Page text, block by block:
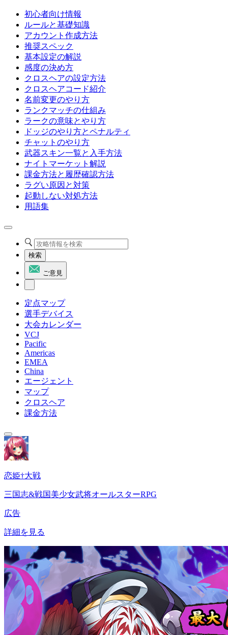
初心者向け情報
ルールと基礎知識
アカウント作成方法
推奨スペック
基本設定の解説
感度の決め方
クロスヘアの設定方法
クロスヘアコード紹介
名前変更のやり方
ランクマッチの仕組み
ラークの意味とやり方
ドッジのやり方とペナルティ
チャットのやり方
武器スキン一覧と入手方法
ナイトマーケット解説
課金方法と履歴確認方法
ラグい原因と対策
起動しない対処方法
用語集
検索
ご意見
定点マップ
選手デバイス
大会カレンダー
VCJ
Pacific
Americas
EMEA
China
エージェント
マップ
クロスヘア
課金方法
恋姫†大戦
三国志&戦国美少女武将オールスターRPG
広告
詳細を見る